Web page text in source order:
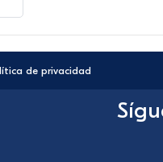
de privacidad